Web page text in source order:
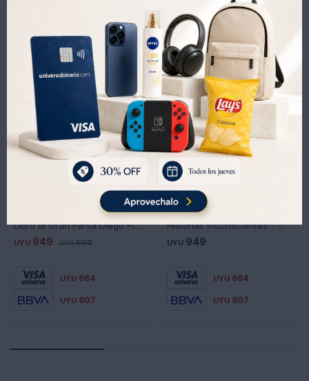
El Retrato Descarnado De Un Tiempo Feroz Y A Veces
Ridículo, De Los Horrores Que Produjo Y De Las Heridas Que
Siguen Abiertas A Fuerza De Callar.
Productos que te pueden interesar
Libro la Gran Farsa Diego Fischer
UYU 949 UYU 999
UYU 664
UYU 807
Historias inconscientes - Gabriel Rolón
UYU 949
UYU 664
UYU 807